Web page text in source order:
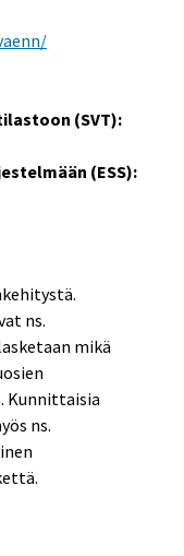
(SVT):
(ESS):
ns.
mikä
Kunnittaisia
ns.